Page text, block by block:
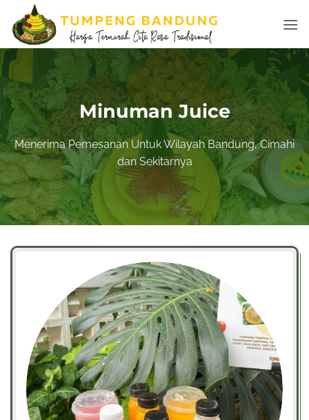
content
Minuman Juice
Menerima Pemesanan Untuk WilayahBandung, Cimahi
danSekitarnya